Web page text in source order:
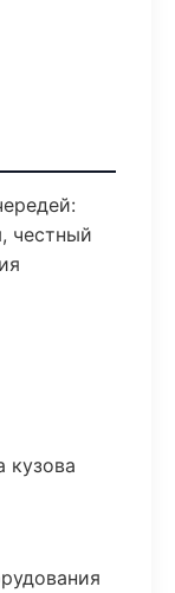
честный
кузова